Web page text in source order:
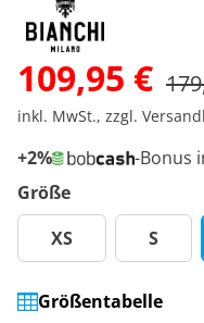
109,95 €
inkl. MwSt., zzgl.
+2%
-Bonus
Größe
XS
S
Größentabelle